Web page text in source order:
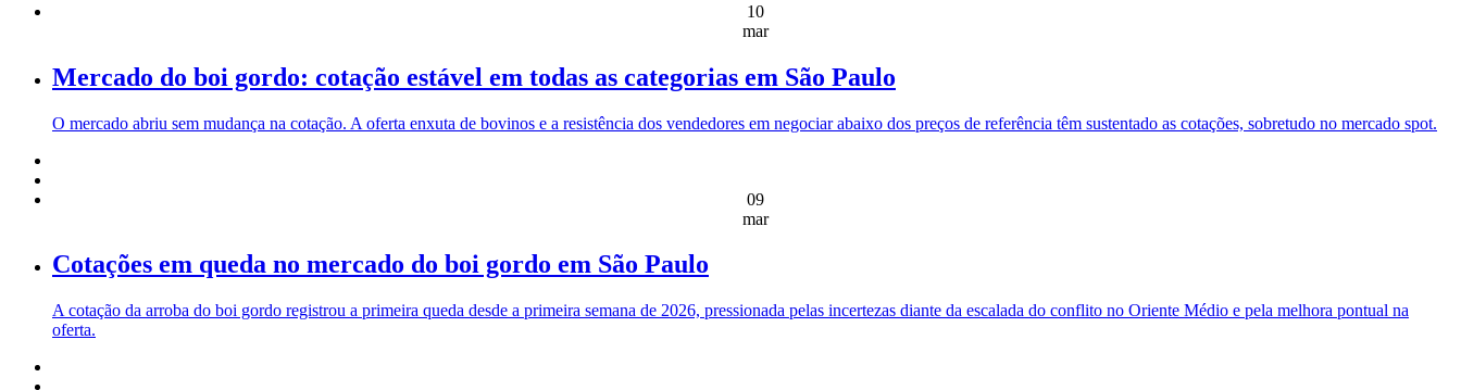
10
mar
Mercado do boi gordo: cotação estável em todas as categorias em São Paulo
O mercado abriu sem mudança na cotação. A oferta enxuta de bovinos e a resistência dos vendedores em negociar abaixo dos preços de referência têm sustentado as cotações, sobretudo no mercado spot.
09
mar
Cotações em queda no mercado do boi gordo em São Paulo
A cotação da arroba do boi gordo registrou a primeira queda desde a primeira semana de 2026, pressionada pelas incertezas diante da escalada do conflito no Oriente Médio e pela melhora pontual na
oferta.